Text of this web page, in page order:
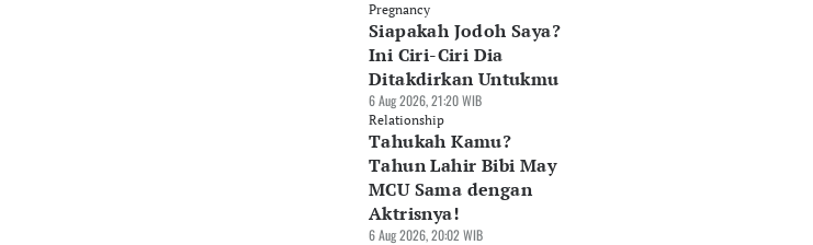
Pregnancy
Siapakah Jodoh Saya?
Ini Ciri-Ciri Dia
Ditakdirkan Untukmu
6 Aug 2026, 21:20 WIB
Relationship
Tahukah Kamu?
Tahun Lahir Bibi May
MCU Sama dengan
Aktrisnya!
6 Aug 2026, 20:02 WIB